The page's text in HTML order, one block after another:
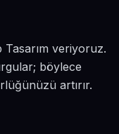
Tasarım veriyoruz.
böylece
artırır.